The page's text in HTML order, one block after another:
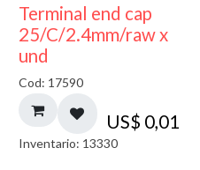
Terminal end cap
25/C/2.4mm/raw x
und
Cod: 17590
US$ 0,01
Inventario: 13330